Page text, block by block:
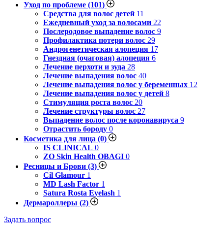
Уход по проблеме (101)
Средства для волос детей 11
Ежедневный уход за волосами 22
Послеродовое выпадение волос 9
Профилактика потери волос 29
Андрогенетическая алопеция 17
Гнездная (очаговая) алопеция 6
Лечение перхоти и зуда 28
Лечение выпадения волос 40
Лечение выпадения волос у беременных 12
Лечение выпадения волос у детей 8
Стимуляция роста волос 20
Лечение структуры волос 27
Выпадение волос после коронавируса 9
Отрастить бороду 0
Косметика для лица (0)
IS CLINICAL 0
ZO Skin Health OBAGI 0
Ресницы и Брови (3)
Cil Glamour 1
MD Lash Factor 1
Satura Rosta Eyelash 1
Дермароллеры (2)
Задать вопрос